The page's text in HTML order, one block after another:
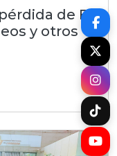
de Bs
y otros